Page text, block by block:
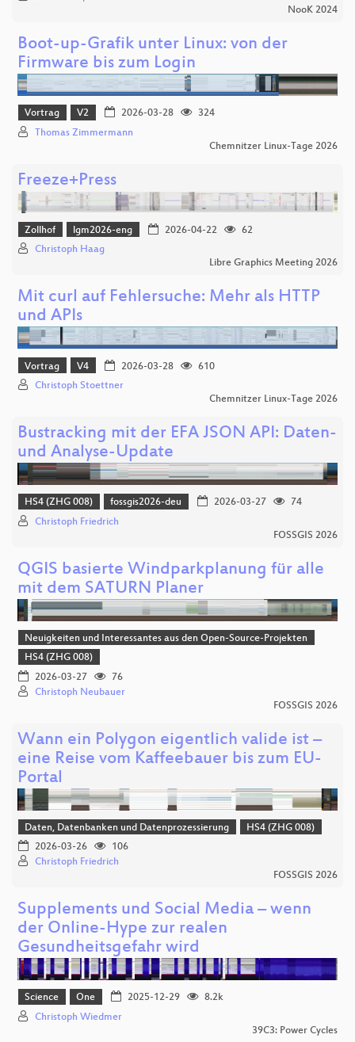
NooK 2024
Boot-up-Grafik unter Linux: von der
Firmware bis zum Login
Vortrag V2 2026-03-28
324
Thomas Zimmermann
Chemnitzer Linux-Tage 2026
Freeze+Press
Zollhof lgm2026-eng 2026-04-22
62
Christoph Haag
Libre Graphics Meeting 2026
Mit curl auf Fehlersuche: Mehr als HTTP
und APIs
Vortrag V4 2026-03-28
610
Christoph Stoettner
Chemnitzer Linux-Tage 2026
Bustracking mit der EFA JSON API: Daten-
und Analyse-Update
HS4 (ZHG 008) fossgis2026-deu 2026-03-27
74
Christoph Friedrich
FOSSGIS 2026
QGIS basierte Windparkplanung für alle
mit dem SATURN Planer
Neuigkeiten und Interessantes aus den Open-Source-Projekten
HS4 (ZHG 008)
2026-03-27
76
Christoph Neubauer
FOSSGIS 2026
Wann ein Polygon eigentlich valide ist –
eine Reise vom Kaffeebauer bis zum EU-
Portal
Daten, Datenbanken und Datenprozessierung
HS4 (ZHG 008)
2026-03-26
106
Christoph Friedrich
FOSSGIS 2026
Supplements und Social Media – wenn
der Online-Hype zur realen
Gesundheitsgefahr wird
Science One 2025-12-29
8.2k
Christoph Wiedmer
39C3: Power Cycles